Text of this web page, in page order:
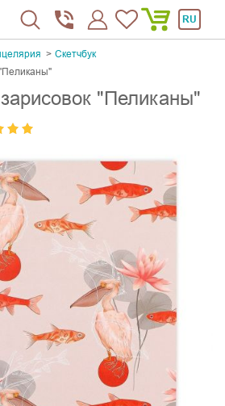
RU
Скетчбук
"Пеликаны"